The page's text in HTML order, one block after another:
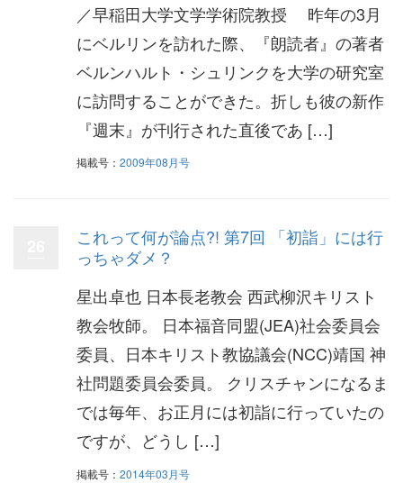
／早稲田大学文学学術院教授 昨年の3月
にベルリンを訪れた際、『朗読者』の著者
ベルンハルト・シュリンクを大学の研究室
に訪問することができた。折しも彼の新作
『週末』が刊行された直後であ […]
掲載号： 2009年08月号
これって何が論点?! 第7回 「初詣」には行
っちゃダメ？
星出卓也 日本長老教会 西武柳沢キリスト
教会牧師。 日本福音同盟(JEA)社会委員会
委員、日本キリスト教協議会(NCC)靖国 神
社問題委員会委員。 クリスチャンになるま
では毎年、お正月には初詣に行っていたの
ですが、どうし […]
掲載号： 2014年03月号